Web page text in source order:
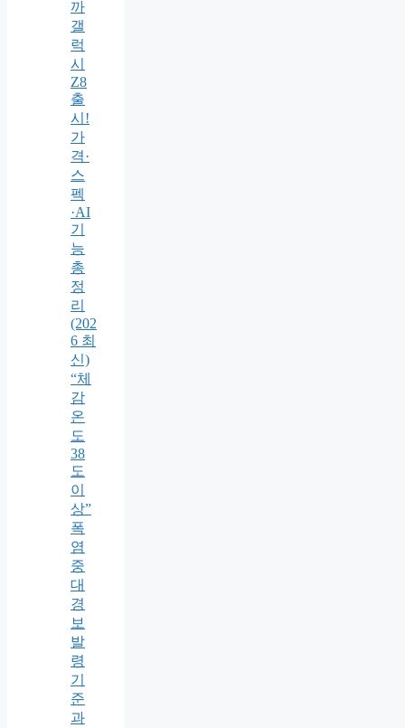
까
갤
럭
시
Z8
출
시!
가
격·
스
펙
·AI
기
능
총
정
리
(202
6 최
신)
“체
감
온
도
38
도
이
상”
폭
염
중
대
경
보
발
령
기
준
과